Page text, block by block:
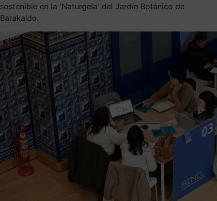
sostenible en la 'Naturgela' del Jardín Botánico de
Barakaldo.